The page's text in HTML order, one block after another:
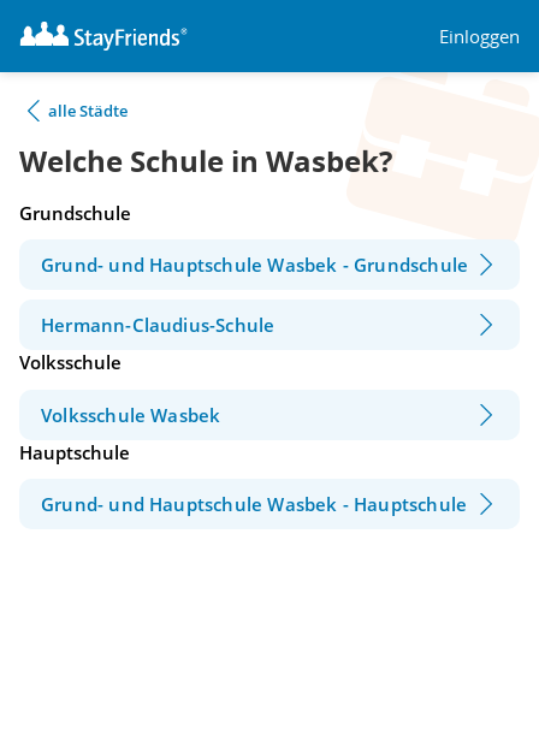
Einloggen
alle Städte
Welche Schule in Wasbek?
Grundschule
Grund- und Hauptschule Wasbek - Grundschule
Hermann-Claudius-Schule
Volksschule
Volksschule Wasbek
Hauptschule
Grund- und Hauptschule Wasbek - Hauptschule